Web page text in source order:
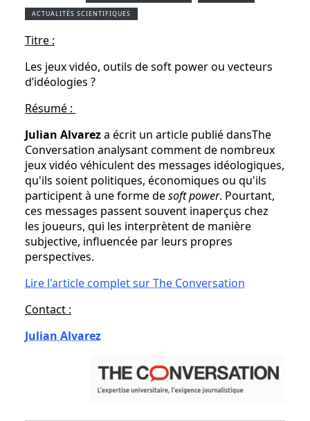
ACTUALITÉS SCIENTIFIQUES
Titre :
Les jeux vidéo, outils de soft power ou vecteurs
d’idéologies ?
Résumé :
Julian Alvareza écrit un article publié dansThe
Conversation analysant comment de nombreux
jeux vidéo véhiculent des messages idéologiques,
qu'ils soient politiques, économiques ou qu'ils
participent à une forme desoft power. Pourtant,
ces messages passent souvent inaperçus chez
les joueurs, qui les interprètent de manière
subjective, influencée par leurs propres
perspectives.
Lire l'article complet sur The Conversation
Contact :
Julian Alvarez